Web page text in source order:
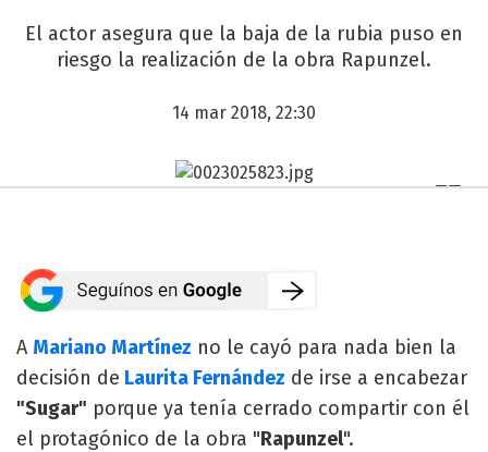
El actor asegura que la baja de la rubia puso en
riesgo la realización de la obra Rapunzel.
14 mar 2018, 22:30
A Mariano Martínez no le cayó para nada bien la
decisión de Laurita Fernández de irse a encabezar
"Sugar" porque ya tenía cerrado compartir con él
el protagónico de la obra "Rapunzel".